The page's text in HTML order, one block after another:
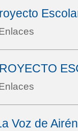
Voz de